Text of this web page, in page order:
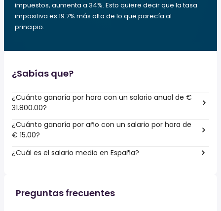
impuestos, aumenta a 34%. Esto quiere decir que la tasa
impositiva es 19.7% más alta de lo que parecía al
principio.
¿Sabías que?
¿Cuánto ganaría por hora con un salario anual de €
31.800.00?
¿Cuánto ganaría por año con un salario por hora de
€ 15.00?
¿Cuál es el salario medio en España?
Preguntas frecuentes